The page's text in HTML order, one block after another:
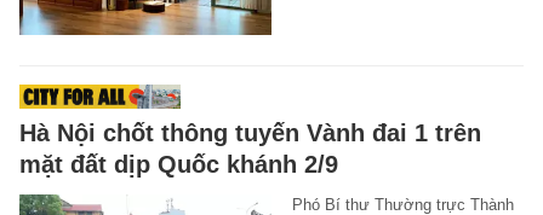
Hà Nội chốt thông tuyến Vành đai 1 trên
mặt đất dịp Quốc khánh 2/9
Phó Bí thư Thường trực Thành